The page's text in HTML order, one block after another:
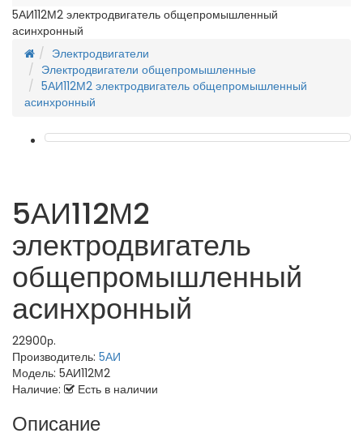
5АИ112М2 электродвигатель общепромышленный
асинхронный
Электродвигатели
Электродвигатели общепромышленные
5АИ112М2 электродвигатель общепромышленный
асинхронный
5АИ112М2
электродвигатель
общепромышленный
асинхронный
22900р.
Производитель: 5АИ
Модель: 5АИ112М2
Наличие:
Есть в наличии
Описание